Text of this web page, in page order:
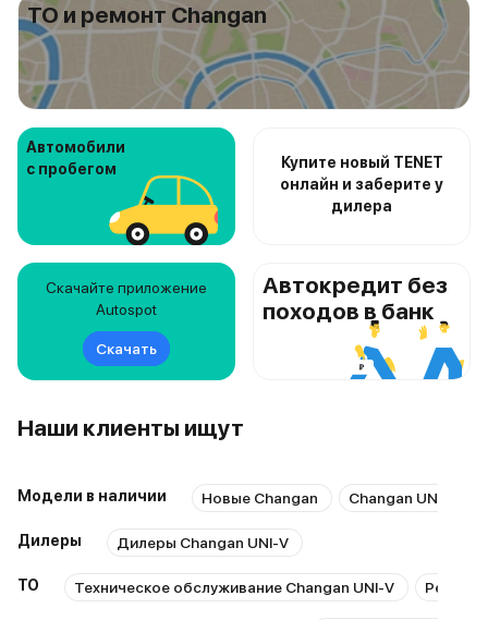
ТО и ремонт Changan
Автомобили
с пробегом
Купите новый TENET
онлайн и заберите у
дилера
Скачайте приложение
Autospot
Скачать
Автокредит без
походов в банк
Наши клиенты ищут
Модели в наличии Новые Changan Changan UNI-V с
Дилеры Дилеры Changan UNI-V
ТО Техническое обслуживание Changan UNI-V Ремонт